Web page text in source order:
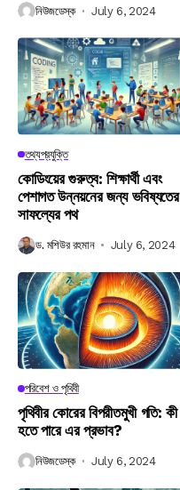
নিউজডেস্ক July 6, 2024
তথ্যপ্রযুক্তি
কোডিংয়ের গুরুত্ব: শিক্ষার্থী এবং
পেশাগত উন্নয়নের জন্য ভবিষ্যতের
সাফল্যের পথ
ড. মশিউর রহমান July 6, 2024
পরিবেশ ও পৃথিবী
পৃথিবীর কোরের বিপরীতমুখী গতি: কী
হতে পারে এর প্রভাব?
নিউজডেস্ক July 6, 2024